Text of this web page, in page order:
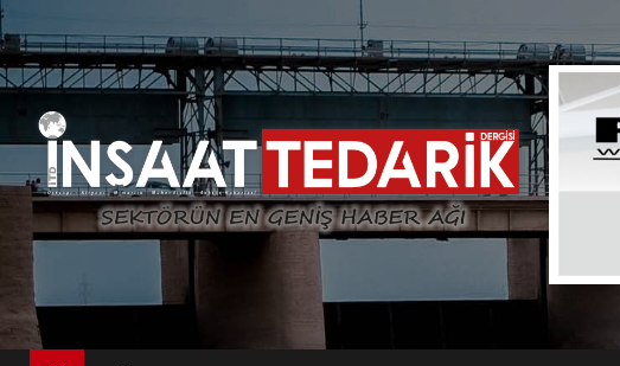
Skip
to
content